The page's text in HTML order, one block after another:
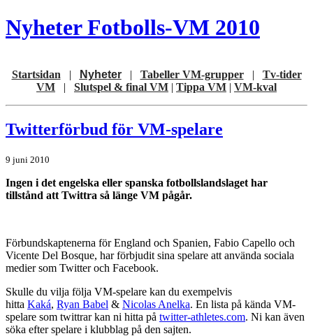
Nyheter Fotbolls-VM 2010
Startsidan | Nyheter| Tabeller VM-grupper| Tv-tider
VM | Slutspel & final VM | Tippa VM | VM-kval
Twitterförbud för VM-spelare
9 juni 2010
Ingen i det engelska eller spanska fotbollslandslaget har
tillstånd att Twittra så länge VM pågår.
Förbundskaptenerna för England och Spanien, Fabio Capello och
Vicente Del Bosque, har förbjudit sina spelare att använda sociala
medier som Twitter och Facebook.
Skulle du vilja följa VM-spelare kan du exempelvis
hitta Kaká, Ryan Babel & Nicolas Anelka. En lista på kända VM-
spelare som twittrar kan ni hitta på twitter-athletes.com. Ni kan även
söka efter spelare i klubblag på den sajten.